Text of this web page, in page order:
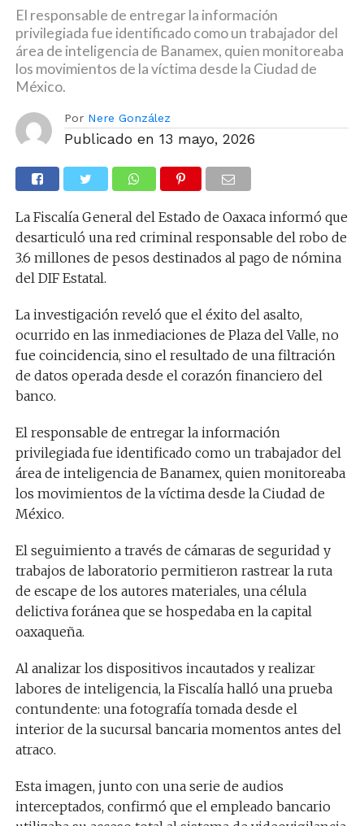
El responsable de entregar la información
privilegiada fue identificado como un trabajador del
área de inteligencia de Banamex, quien monitoreaba
los movimientos de la víctima desde la Ciudad de
México.
Por Nere González
Publicado en 13 mayo, 2026
La Fiscalía General del Estado de Oaxaca informó que
desarticuló una red criminal responsable del robo de
3.6 millones de pesos destinados al pago de nómina
del DIF Estatal.
La investigación reveló que el éxito del asalto,
ocurrido en las inmediaciones de Plaza del Valle, no
fue coincidencia, sino el resultado de una filtración
de datos operada desde el corazón financiero del
banco.
El responsable de entregar la información
privilegiada fue identificado como un trabajador del
área de inteligencia de Banamex, quien monitoreaba
los movimientos de la víctima desde la Ciudad de
México.
El seguimiento a través de cámaras de seguridad y
trabajos de laboratorio permitieron rastrear la ruta
de escape de los autores materiales, una célula
delictiva foránea que se hospedaba en la capital
oaxaqueña.
Al analizar los dispositivos incautados y realizar
labores de inteligencia, la Fiscalía halló una prueba
contundente: una fotografía tomada desde el
interior de la sucursal bancaria momentos antes del
atraco.
Esta imagen, junto con una serie de audios
interceptados, confirmó que el empleado bancario